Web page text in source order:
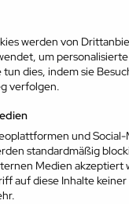
werden von
um
tun dies, indem sie
verfolgen.
und
standardmäßig
Medien akzeptiert
auf diese Inhalte